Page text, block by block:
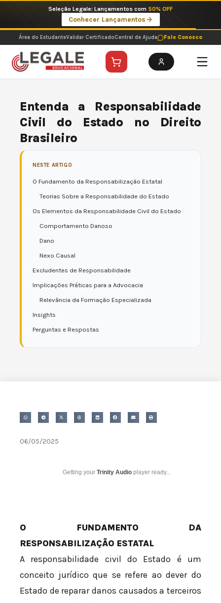
o
conteúdo
Imperdíveis no Pix: Pós Selecionadas a 199 reais no pix em parcela única
Ver ofertas
Área do EstudanteValidar CertificadoCentral de Ajuda Fale Conosco
Entenda a Responsabilidade
Civil do Estado no Direito
Brasileiro
NESTE ARTIGO
O Fundamento da Responsabilização Estatal
Teorias Sobre a Responsabilidade do Estado
Os Elementos da Responsabilidade Civil do Estado
Comportamento Danoso
Dano
Nexo Causal
Excludentes de Responsabilidade
Implicações Práticas para a Advocacia
Relevância da Formação Especializada
Insights
Perguntas e Respostas
06/05/2025
Getting your Trinity Audio player ready...
O FUNDAMENTO DA
RESPONSABILIZAÇÃO ESTATAL
A responsabilidade civil do Estado é um
conceito jurídico que se refere ao dever do
Estado de reparar danos causados a terceiros